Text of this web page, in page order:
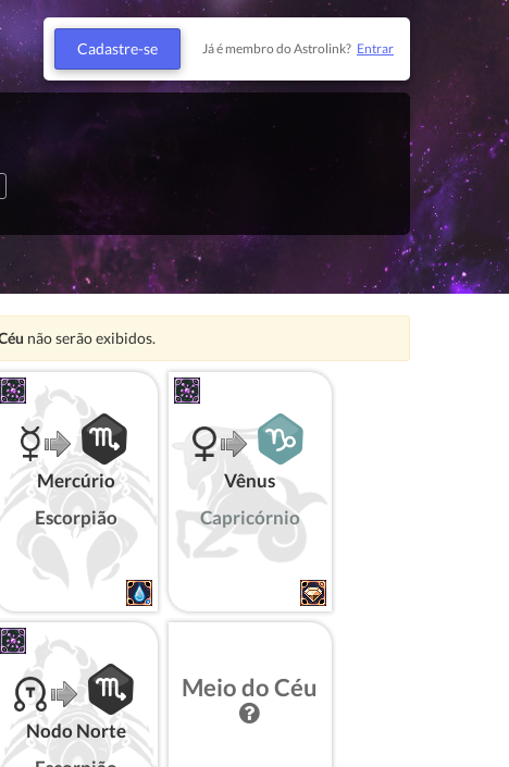
Cadastre-se Já é membro do Astrolink? Entrar
não serão exibidos.
Mercúrio
Escorpião
Vênus
Capricórnio
Nodo Norte
Meio do Céu